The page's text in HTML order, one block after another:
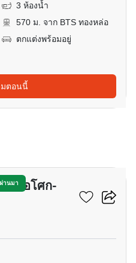
3 ห้องน้ำ
570 ม. จาก BTS ทองหล่อ
ตกแต่งพร้อมอยู่
มตอนนี้
านมา
ยม อโศก-